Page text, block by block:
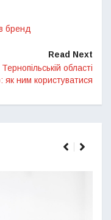
бренд
Read Next
області
як ним користуватися